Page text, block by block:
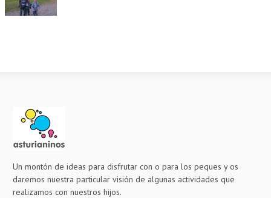
Un montón de ideas para disfrutar con o para los peques y os
daremos nuestra particular visión de algunas actividades que
realizamos con nuestros hijos.